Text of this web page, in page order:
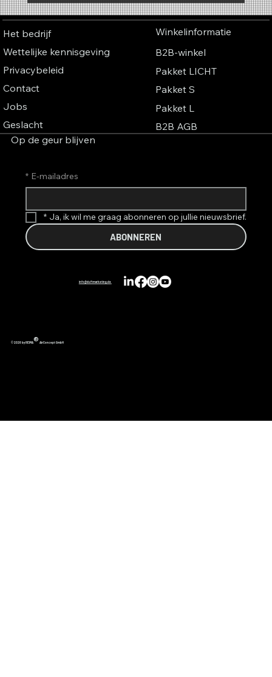
Waarom de geur van popcorn zo goed werkt
op beurzen – de onzichtbare
Het bedrijf
Wettelijke kennisgeving
Privacybeleid
Contact
Jobs
Geslacht
Winkelinformatie
B2B-winkel
Pakket LICHT
Pakket S
Pakket L
B2B AGB
Op de geur blijven
* E-mailadres
* Ja, ik wil me graag abonneren op jullie nieuwsbrief.
ABONNEREN
info@duftmarketing.de
© 2026 by REIMA® AirConcept GmbH